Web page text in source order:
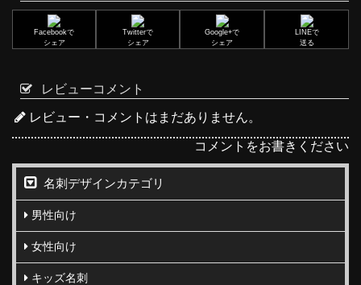
Facebookで
シェア
Twitterで
シェア
Google+で
シェア
LINEで
送る
レビューコメント
レビュー・コメントはまだありません。
コメントをお書きください
名刺デザインカテゴリ
男性向け
女性向け
キッズ名刺